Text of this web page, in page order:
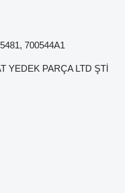
700544A1
YEDEK PARÇA LTD ŞTİ